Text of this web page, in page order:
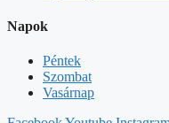
Napok
Péntek
Szombat
Vasárnap